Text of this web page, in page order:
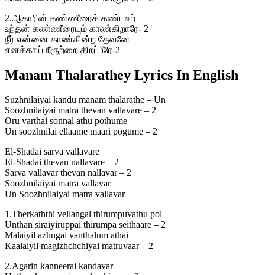
2.ஆகாரின் கண்ணீரைக் கண்டவர்
உந்தன் கண்ணீரையும் காண்கிறாரே- 2
நீர் என்னை காண்கின்ற தேவனே
எனக்காய் நீரூற்றை திறப்பீரே-2
Manam Thalarathey Lyrics In English
Suzhnilaiyai kandu manam thalarathe – Un
Soozhnilaiyai matra thevan vallavare – 2
Oru varthai sonnal athu pothume
Un soozhnilai ellaame maari pogume – 2
El-Shadai sarva vallavare
El-Shadai thevan nallavare – 2
Sarva vallavar thevan nallavar – 2
Soozhnilaiyai matra vallavar
Un Soozhnilaiyai matra vallavar
1.Therkaththi vellangal thirumpuvathu pol
Unthan siraiyiruppai thirumpa seithaare – 2
Malaiyil azhugai vanthalum athai
Kaalaiyil magizhchchiyai matruvaar – 2
2.Agarin kanneerai kandavar